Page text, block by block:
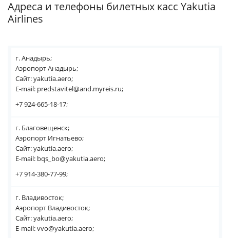
Адреса и телефоны билетных касс Yakutia
Airlines
г. Анадырь;
Аэропорт Анадырь;
Сайт: yakutia.aero;
E-mail: predstavitel@and.myreis.ru;
+7 924-665-18-17;
г. Благовещенск;
Аэропорт Игнатьево;
Сайт: yakutia.aero;
E-mail: bqs_bo@yakutia.aero;
+7 914-380-77-99;
г. Владивосток;
Аэропорт Владивосток;
Сайт: yakutia.aero;
E-mail: vvo@yakutia.aero;